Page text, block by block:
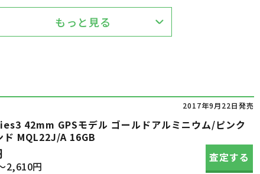
もっと見る
2017年9月22日発売
42mm GPSモデル ゴールドアルミニウム/ピンク
ド MQL22J/A 16GB
2,610円
査定する